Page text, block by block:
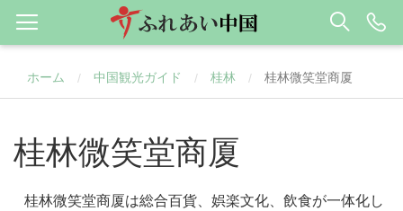
ホーム / 中国観光ガイド / 桂林 / 桂林微笑堂商厦
桂林微笑堂商厦
桂林微笑堂商厦は総合百貨、娯楽文化、飲食が一体化し